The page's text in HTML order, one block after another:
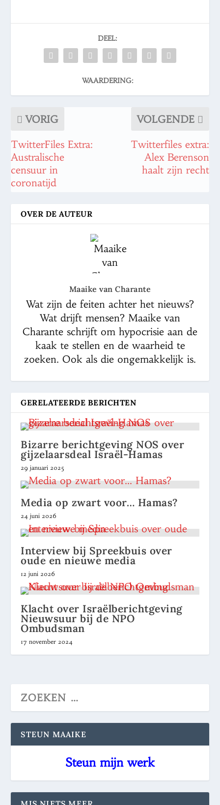
DEEL:
WAARDERING:
VORIG
TwitterFiles Extra:
Australische
censuur in
coronatijd
VOLGENDE
Twitterfiles extra:
Alex Berenson
haalt zijn recht
OVER DE AUTEUR
Maaike van Charante
Wat zijn de feiten achter het nieuws?
Wat drijft mensen? Maaike van
Charante schrijft om hypocrisie aan de
kaak te stellen en de waarheid te
zoeken. Ook als die ongemakkelijk is.
GERELATEERDE BERICHTEN
Bizarre berichtgeving NOS over
gijzelaarsdeal Israël-Hamas
29 januari 2025
Media op zwart voor… Hamas?
24 juni 2026
Interview bij Spreekbuis over
oude en nieuwe media
12 juni 2026
Klacht over Israëlberichtgeving
Nieuwsuur bij de NPO
Ombudsman
17 november 2024
STEUN MAAIKE
Steun mijn werk